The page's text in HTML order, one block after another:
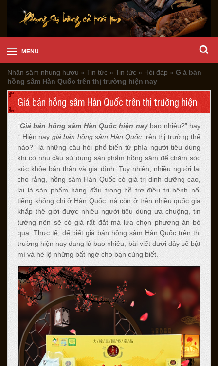
MENU
Nhân sâm nhung hươu » Tin tức » Tin tức » Hỏi đáp » Giá bán
hồng sâm Hàn Quốc trên thị trường hiện nay
Giá bán hồng sâm Hàn Quốc trên thị trường hiện
nay
“Giá bán hồng sâm Hàn Quốc hiện naybao nhiêu?” hay
“ Hiện nay giá bán hồng sâm Hàn Quốc trên thị trường thế
nào?” là những câu hỏi phổ biến từ phía người tiêu dùng
khi có nhu cầu sử dụng sản phẩm hồng sâm để chăm sóc
sức khỏe bản thân và gia đình. Tuy nhiên, nhiều người lại
cho rằng, hồng sâm Hàn Quốc có giá trị dinh dưỡng cao,
lại là sản phẩm hàng đầu trong hỗ trợ điều trị bệnh nổi
tiếng không chỉ ở Hàn Quốc mà còn ở trên nhiều quốc gia
khắp thế giới được nhiều người tiêu dùng ưa chuộng, tin
tưởng nên sẽ có giá rất đắt mà lựa chọn phương án bỏ
qua. Thực tế, để biết giá bán hồng sâm Hàn Quốc trên thị
trường hiện nay đang là bao nhiêu, bài viết dưới đây sẽ bật
mí và hé lộ những bất ngờ cho bạn cùng biết.